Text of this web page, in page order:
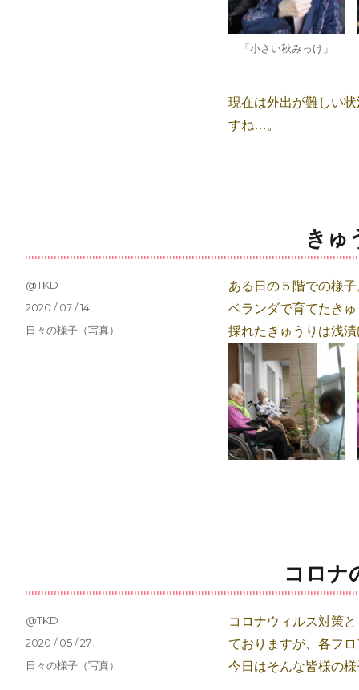
「小さい秋みっけ」
現在は外出が難しい
すね…。
きゅ
ある日の５階での様子
ベランダで育てたき
採れたきゅうりは浅
投
@TKD
投
稿
日:
2020 / 07 / 14
カ
日々の様子（写真）
コロナ
コロナウィルス対策
ておりますが、各フ
今日はそんな皆様の
投
@TKD
投
稿
2020 / 05 / 27
カ
日々の様子（写真）